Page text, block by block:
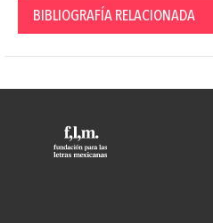
BIBLIOGRAFÍA RELACIONADA